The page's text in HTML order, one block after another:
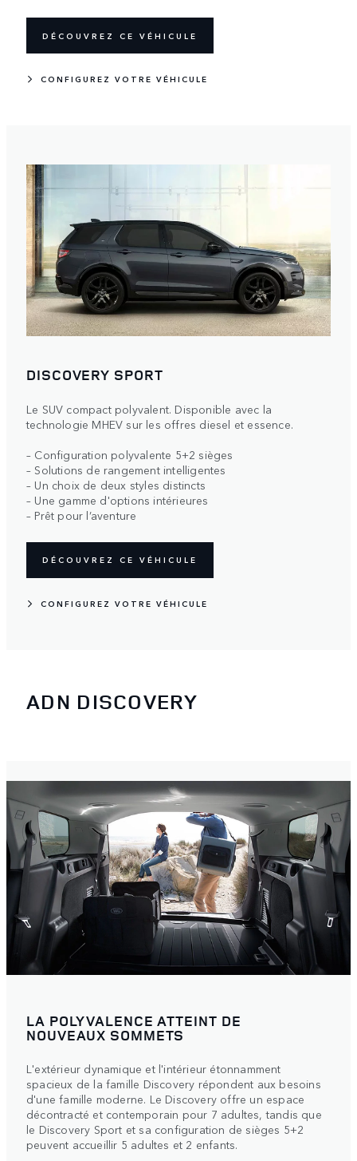
DÉCOUVREZ CE VÉHICULE
CONFIGUREZ VOTRE VÉHICULE
DISCOVERY SPORT
Le SUV compact polyvalent. Disponible avec la
technologie MHEV sur les offres diesel et essence.
– Configuration polyvalente 5+2 sièges
– Solutions de rangement intelligentes
– Un choix de deux styles distincts
– Une gamme d'options intérieures
– Prêt pour l’aventure
DÉCOUVREZ CE VÉHICULE
CONFIGUREZ VOTRE VÉHICULE
ADN DISCOVERY
LA POLYVALENCE ATTEINT DE
NOUVEAUX SOMMETS
L'extérieur dynamique et l'intérieur étonnamment
spacieux de la famille Discovery répondent aux besoins
d'une famille moderne. Le Discovery offre un espace
décontracté et contemporain pour 7 adultes, tandis que
le Discovery Sport et sa configuration de sièges 5+2
peuvent accueillir 5 adultes et 2 enfants.